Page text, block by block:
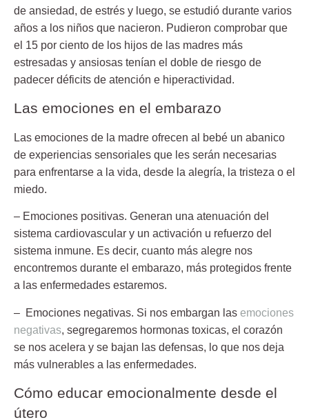
de ansiedad, de estrés y luego, se estudió durante varios
años a los niños que nacieron. Pudieron comprobar que
el 15 por ciento de los hijos de las madres más
estresadas y ansiosas tenían el doble de riesgo de
padecer déficits de atención e hiperactividad.
Las emociones en el embarazo
Las emociones de la madre ofrecen al bebé un abanico
de experiencias sensoriales que les serán necesarias
para enfrentarse a la vida, desde la alegría, la tristeza o el
miedo.
– Emociones positivas. Generan una atenuación del
sistema cardiovascular y un activación u refuerzo del
sistema inmune. Es decir, cuanto más alegre nos
encontremos durante el embarazo, más protegidos frente
a las enfermedades estaremos.
– Emociones negativas. Si nos embargan las emociones
negativas, segregaremos hormonas toxicas, el corazón
se nos acelera y se bajan las defensas, lo que nos deja
más vulnerables a las enfermedades.
Cómo educar emocionalmente desde el
útero